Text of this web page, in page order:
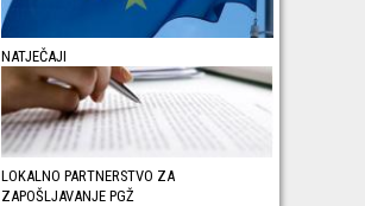
NATJEČAJI
LOKALNO PARTNERSTVO ZA
ZAPOŠLJAVANJE PGŽ